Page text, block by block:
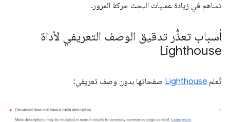
تساهم في زيادة عمليات البحث حركة المرور.
أسباب تعذُّر تدقيق الوصف التعريفي لأداة
Lighthouse
تُعلم Lighthouse صفحاتها بدون وصف تعريفي: